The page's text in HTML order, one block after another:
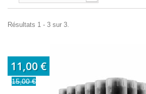
Résultats 1 - 3 sur 3.
11,00 €
15,00 €